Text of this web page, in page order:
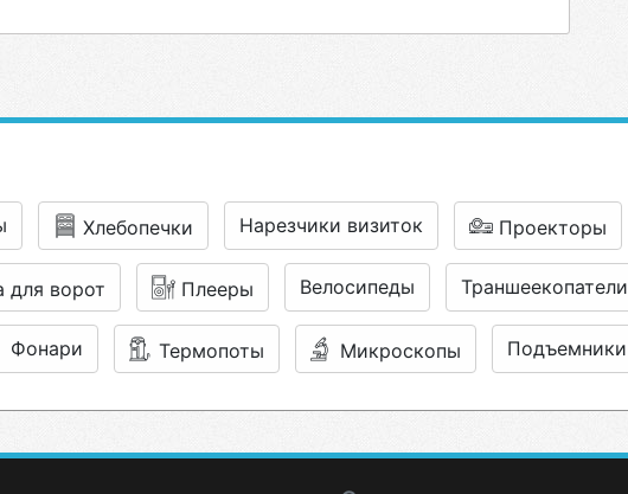
Хлебопечки Нарезчики визиток Проекторы
для ворот Плееры Велосипеды Траншеекопатели
Фонари Термопоты Микроскопы Подъемники